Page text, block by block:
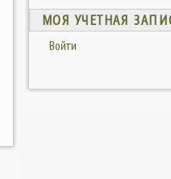
МОЯ УЧЕТНАЯ
Войти